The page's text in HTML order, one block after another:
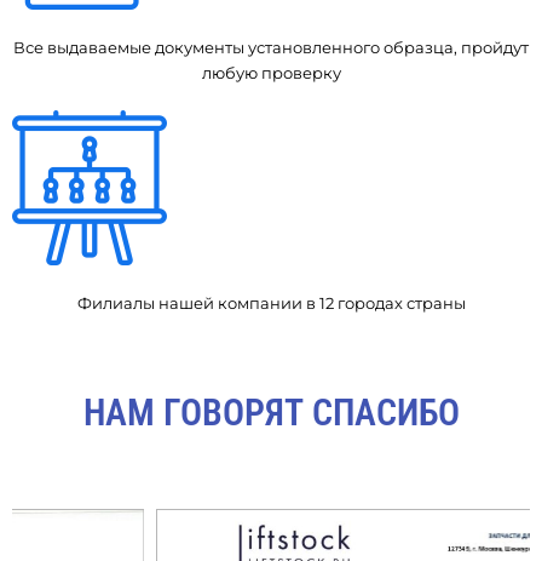
Все выдаваемые документы установленного образца, пройдут
любую проверку
Филиалы нашей компании в 12 городах страны
НАМ ГОВОРЯТ СПАСИБО